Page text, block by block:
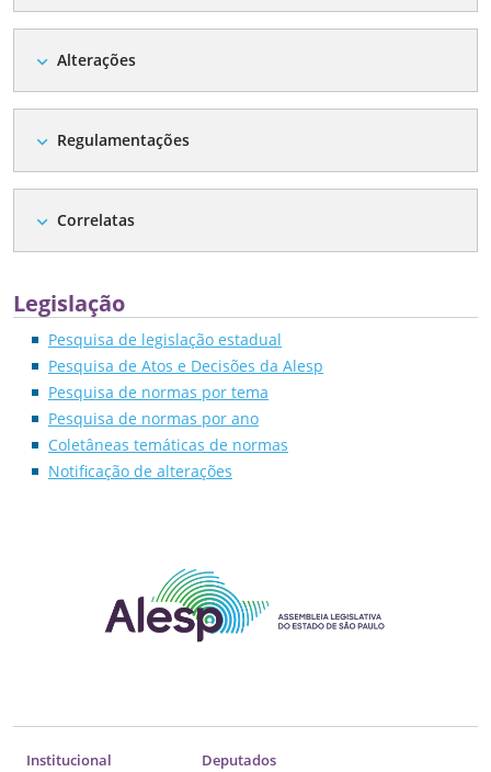
expand_more Alterações
expand_more Regulamentações
expand_more Correlatas
Legislação
Pesquisa de legislação estadual
Pesquisa de Atos e Decisões da Alesp
Pesquisa de normas por tema
Pesquisa de normas por ano
Coletâneas temáticas de normas
Notificação de alterações
Institucional
Deputados